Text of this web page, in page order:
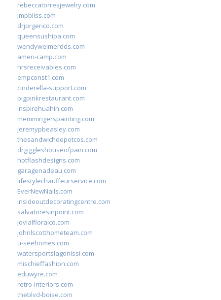
rebeccatorresjewelry.com
jmpbliss.com
drjorgerico.com
queensushipa.com
wendyweimerdds.com
ameri-camp.com
hrsreceivables.com
empconst1.com
cinderella-support.com
bigpinkrestaurant.com
inspirehuahin.com
memmingerspainting.com
jeremypbeasley.com
thesandwichdepotcos.com
drgiggleshouseofpain.com
hotflashdesigns.com
garagenadeau.com
lifestylechauffeurservice.com
EverNewNails.com
insideoutdecoratingcentre.com
salvatoresinpoint.com
jovialfloralco.com
johnlscotthometeam.com
u-seehomes.com
watersportslagonissi.com
mischieffashion.com
eduwyre.com
retro-interiors.com
theblvd-boise.com